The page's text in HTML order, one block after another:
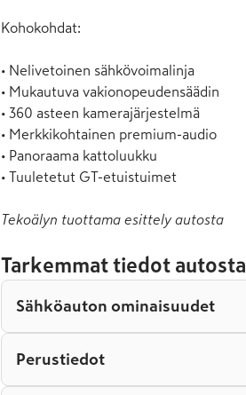
Kohokohdat:
• Nelivetoinen sähkövoimalinja
• Mukautuva vakionopeudensäädin
• 360 asteen kamerajärjestelmä
• Merkkikohtainen premium-audio
• Panoraama kattoluukku
• Tuuletetut GT-etuistuimet
Tekoälyn tuottama esittely autosta
Tarkemmat tiedot autosta
Sähköauton ominaisuudet
Perustiedot